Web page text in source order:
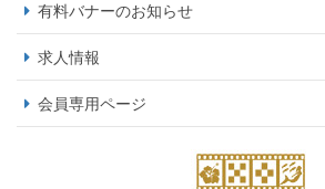
有料バナーのお知らせ
求人情報
会員専用ページ